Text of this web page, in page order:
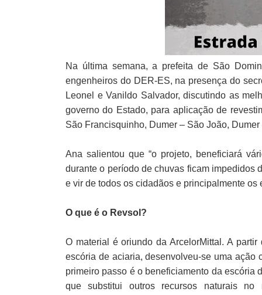
Na última semana, a prefeita de São
engenheiros do DER-ES, na presença do
Leonel e Vanildo Salvador, discutindo as
governo do Estado, para aplicação de
São Francisquinho, Dumer – São João,
Ana salientou que “o projeto, beneficiará
durante o período de chuvas ficam impedidos
e vir de todos os cidadãos e principalmente os
O que é o Revsol?
O material é oriundo da ArcelorMittal. A
escória de aciaria, desenvolveu-se uma ação
primeiro passo é o beneficiamento da escória
que substitui outros recursos naturais